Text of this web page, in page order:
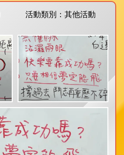
活動類別：其他活動